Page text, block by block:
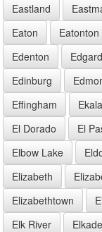
Eastland
Eaton
Eatonton
Edenton
Edgard
Edinburg
Effingham
El Dorado
El
Elbow Lake
Elizabeth
Elizabethtown
Elk River